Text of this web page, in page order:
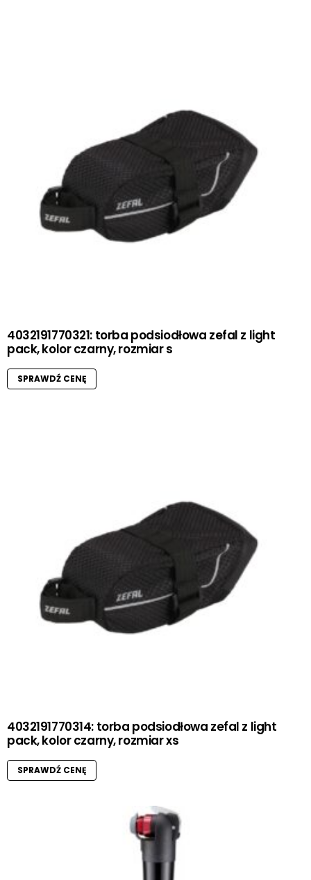
4032191770321: torba podsiodłowa zefal z light
pack, kolor czarny, rozmiar s
SPRAWDŹ CENĘ
4032191770314: torba podsiodłowa zefal z light
pack, kolor czarny, rozmiar xs
SPRAWDŹ CENĘ